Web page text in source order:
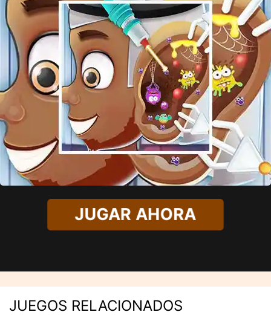
JUGAR AHORA
JUEGOS RELACIONADOS